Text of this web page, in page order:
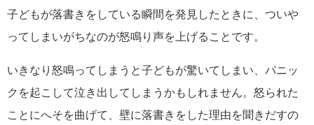
子どもが落書きをしている瞬間を発見したときに、ついや
ってしまいがちなのが怒鳴り声を上げることです。
いきなり怒鳴ってしまうと子どもが驚いてしまい、パニッ
クを起こして泣き出してしまうかもしれません。怒られた
ことにへそを曲げて、壁に落書きをした理由を聞きだすの